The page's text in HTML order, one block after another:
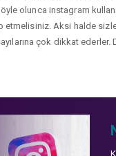
olunca instagram
etmelisiniz. Aksi halde
çok dikkat ederler.